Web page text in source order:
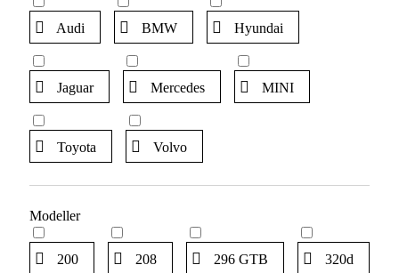
Audi BMW Hyundai
Jaguar Mercedes MINI
Toyota Volvo
Modeller
200 208 296 GTB 320d